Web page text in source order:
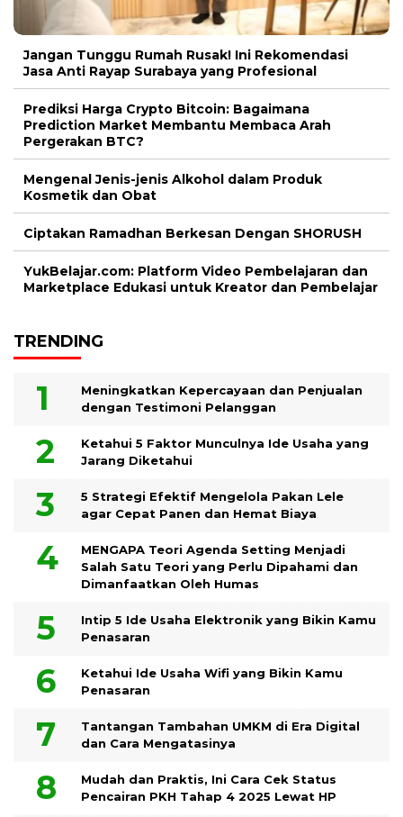
Jangan Tunggu Rumah Rusak! Ini Rekomendasi
Jasa Anti Rayap Surabaya yang Profesional
Prediksi Harga Crypto Bitcoin: Bagaimana
Prediction Market Membantu Membaca Arah
Pergerakan BTC?
Mengenal Jenis-jenis Alkohol dalam Produk
Kosmetik dan Obat
Ciptakan Ramadhan Berkesan Dengan SHORUSH
YukBelajar.com: Platform Video Pembelajaran dan
Marketplace Edukasi untuk Kreator dan Pembelajar
TRENDING
Meningkatkan Kepercayaan dan Penjualan
dengan Testimoni Pelanggan
Ketahui 5 Faktor Munculnya Ide Usaha yang
Jarang Diketahui
5 Strategi Efektif Mengelola Pakan Lele
agar Cepat Panen dan Hemat Biaya
MENGAPA Teori Agenda Setting Menjadi
Salah Satu Teori yang Perlu Dipahami dan
Dimanfaatkan Oleh Humas
Intip 5 Ide Usaha Elektronik yang Bikin Kamu
Penasaran
Ketahui Ide Usaha Wifi yang Bikin Kamu
Penasaran
Tantangan Tambahan UMKM di Era Digital
dan Cara Mengatasinya
Mudah dan Praktis, Ini Cara Cek Status
Pencairan PKH Tahap 4 2025 Lewat HP